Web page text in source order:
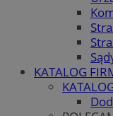
KATALOG